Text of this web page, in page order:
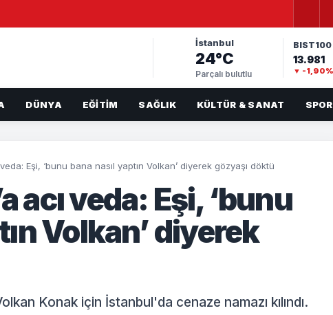
İstanbul
24°C
Parçalı bulutlu
BIST100
13.981
▼ -1,90%
DÜNYA EĞITIM SAĞLIK KÜLTÜR & SANAT SPOR
Eşi, ‘bunu bana nasıl yaptın Volkan’ diyerek gözyaşı döktü
acı veda: Eşi, ‘bunu
Volkan’ diyerek
Konak için İstanbul'da cenaze namazı kılındı.